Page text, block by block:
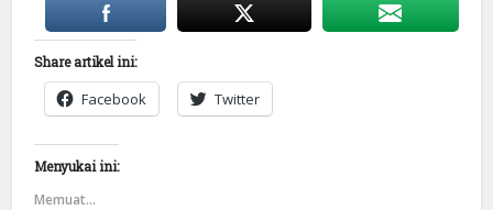
Share artikel ini:
Facebook Twitter
Menyukai ini:
Memuat...